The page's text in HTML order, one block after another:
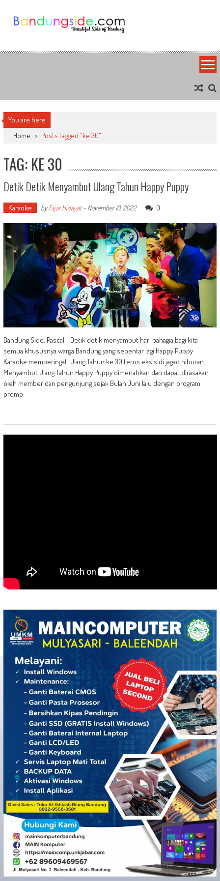
content
Bandung Side
You are here
Home > Posts tagged "ke 30"
TAG: KE 30
Detik Detik Menyambut Ulang Tahun Happy Puppy
Karaoke byFajar Hidayat- November 10, 2022 0
Bandung Side, Pascal - Detik detik menyambut hari bahagia bagi kita
semua khususnya warga Bandung yang sebentar lagi Happy Puppy
Karaoke memperingati Ulang Tahun ke 30 terus eksis di jagad hiburan.
Menyambut Ulang Tahun Happy Puppy dimeriahkan dan dapat dirasakan
oleh member dan pengunjung sejak Bulan Juni lalu dengan program
promo